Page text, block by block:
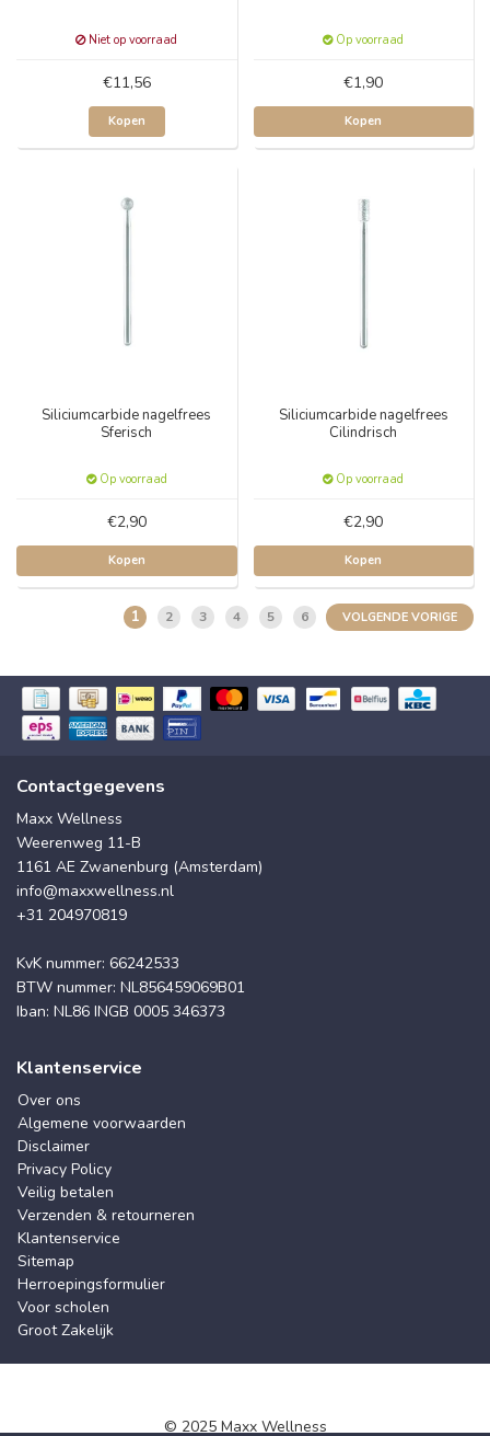
Niet op voorraad
€11,56
Kopen
Op voorraad
€1,90
Kopen
Siliciumcarbide nagelfrees
Sferisch
Op voorraad
€2,90
Kopen
Siliciumcarbide nagelfrees
Cilindrisch
Op voorraad
€2,90
Kopen
1 2 3 4 5 6 VOLGENDE VORIGE
Contactgegevens
Maxx Wellness
Weerenweg 11-B
1161 AE Zwanenburg (Amsterdam)
info@maxxwellness.nl
+31 204970819
KvK nummer: 66242533
BTW nummer: NL856459069B01
Iban: NL86 INGB 0005 346373
Klantenservice
Over ons
Algemene voorwaarden
Disclaimer
Privacy Policy
Veilig betalen
Verzenden & retourneren
Klantenservice
Sitemap
Herroepingsformulier
Voor scholen
Groot Zakelijk
© 2025 Maxx Wellness